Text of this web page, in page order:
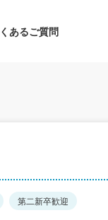
あるご質問
第二新卒歓迎